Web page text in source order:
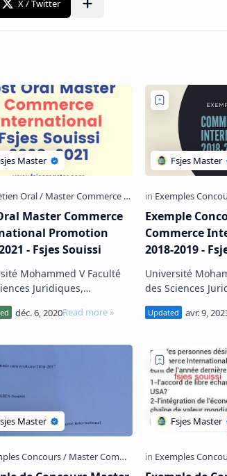
Master Commerce
Promotion
- Fsjes Souissi
Mohammed V Faculté
Juridiques,
et Sociales – Rabat
Vous trouverez ci-dessous
Exemple
Commerce
2018-2019 -
Université
des Sciences
Economiques et
Souissi Exemple Concours d'accès